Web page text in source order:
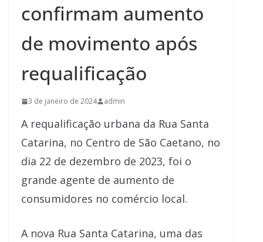
confirmam aumento
de movimento após
requalificação
3 de janeiro de 2024 admin
A requalificação urbana da Rua Santa
Catarina, no Centro de São Caetano, no
dia 22 de dezembro de 2023, foi o
grande agente de aumento de
consumidores no comércio local.
A nova Rua Santa Catarina, uma das